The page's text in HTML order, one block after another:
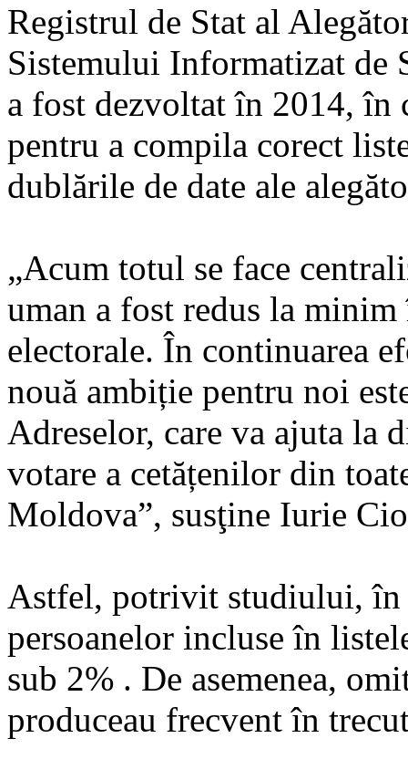
Registrul de Stat al
Sistemului Informatizat de
a fost dezvoltat în 2014, în
pentru a compila corect
dublările de date ale
„Acum totul se face
uman a fost redus la
electorale. În continuarea
nouă ambiție pentru noi
Adreselor, care va ajuta la
votare a cetățenilor din
Moldova”, susţine Iurie
Astfel, potrivit studiului,
persoanelor incluse în
sub 2% . De asemenea,
produceau frecvent în